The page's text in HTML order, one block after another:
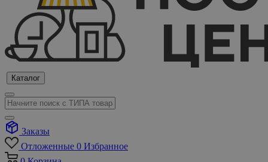
Каталог
Заказы
Отложенные 0 Избранное